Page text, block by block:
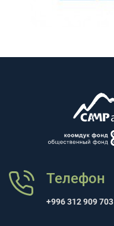
Телефон
+996 312 909 703